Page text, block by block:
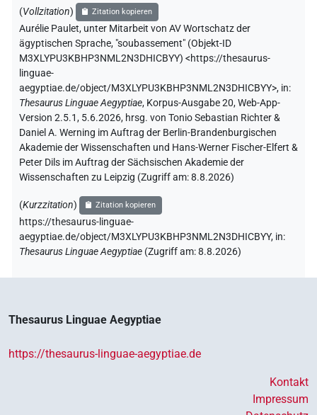
(Vollzitation) Zitation kopieren
Aurélie Paulet, unter Mitarbeit von AV Wortschatz der
ägyptischen Sprache, "soubassement" (Objekt-ID
M3XLYPU3KBHP3NML2N3DHICBYY) <https://thesaurus-
linguae-
aegyptiae.de/object/M3XLYPU3KBHP3NML2N3DHICBYY>, in:
Thesaurus Linguae Aegyptiae, Korpus-Ausgabe 20, Web-App-
Version 2.5.1, 5.6.2026, hrsg. von Tonio Sebastian Richter &
Daniel A. Werning im Auftrag der Berlin-Brandenburgischen
Akademie der Wissenschaften und Hans-Werner Fischer-Elfert &
Peter Dils im Auftrag der Sächsischen Akademie der
Wissenschaften zu Leipzig (Zugriff am:8.8.2026)
(Kurzzitation) Zitation kopieren
https://thesaurus-linguae-
aegyptiae.de/object/M3XLYPU3KBHP3NML2N3DHICBYY, in:
Thesaurus Linguae Aegyptiae (Zugriff am:8.8.2026)
Thesaurus Linguae Aegyptiae
https://thesaurus-linguae-aegyptiae.de
Kontakt
Impressum